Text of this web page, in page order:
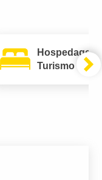
Hospedagem
Turismo